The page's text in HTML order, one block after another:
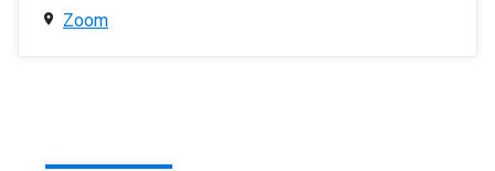
Zoom